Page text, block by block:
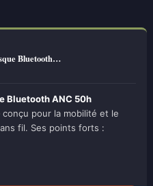
Bluetooth…
Bluetooth ANC 50h
pour la mobilité et le
fil. Ses points forts :